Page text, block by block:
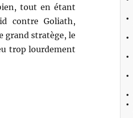
tout en étant
contre Goliath,
grand stratège, le
trop lourdement